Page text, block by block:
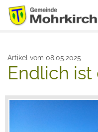
Artikel vom 08.05.2025
Endlich ist